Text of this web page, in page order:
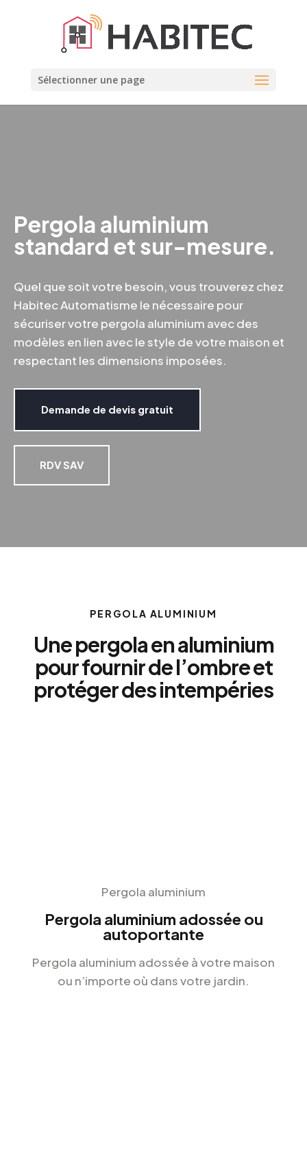
Sélectionner une page
Pergola aluminium
standard et sur-mesure.
Quel que soit votre besoin, vous trouverez chez
Habitec Automatisme le nécessaire pour
sécuriser votre pergola aluminium avec des
modèles en lien avec le style de votre maison et
respectant les dimensions imposées.
Demande de devis gratuit
RDV SAV
PERGOLA ALUMINIUM
Une pergola en aluminium
pour fournir de l’ombre et
protéger des intempéries
Pergola aluminium
Pergola aluminium adossée ou
autoportante
Pergola aluminium adossée à votre maison
ou n’importe où dans votre jardin.